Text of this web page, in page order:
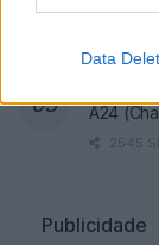
Data
gasóleo
A24
2545
Publicidade